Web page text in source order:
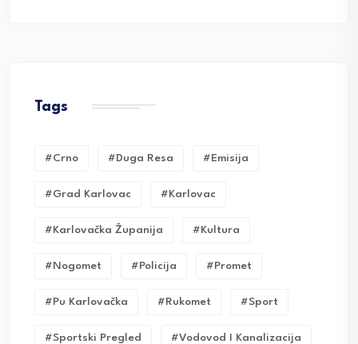
Tags
#crno #duga Resa #emisija
#grad Karlovac #karlovac
#karlovačka Županija #kultura
#nogomet #policija #promet
#pu Karlovačka #rukomet #sport
#sportski Pregled #vodovod I Kanalizacija